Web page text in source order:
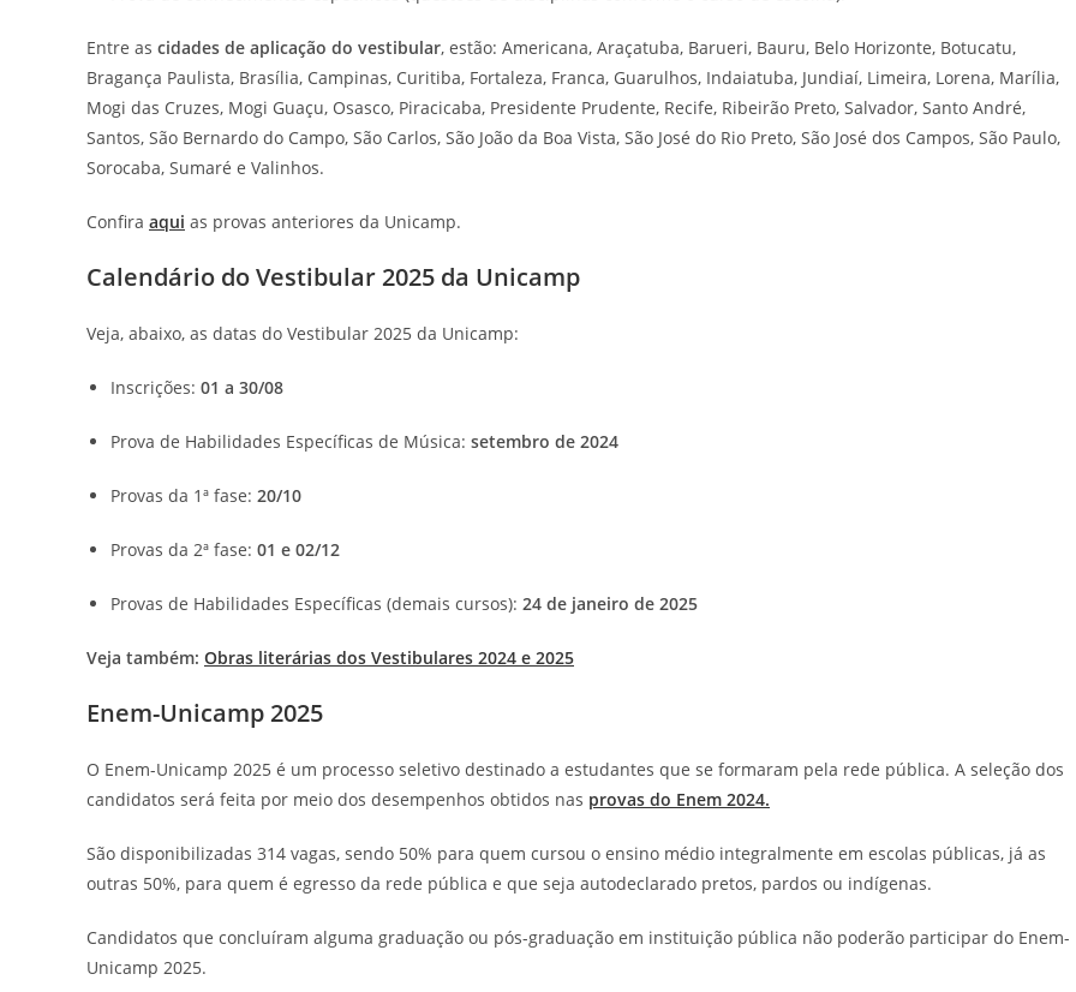
Entre as cidades de aplicação do vestibular, estão: Americana, Araçatuba, Barueri, Bauru, Belo Horizonte, Botucatu,
Bragança Paulista, Brasília, Campinas, Curitiba, Fortaleza, Franca, Guarulhos, Indaiatuba, Jundiaí, Limeira, Lorena, Marília,
Mogi das Cruzes, Mogi Guaçu, Osasco, Piracicaba, Presidente Prudente, Recife, Ribeirão Preto, Salvador, Santo André,
Santos, São Bernardo do Campo, São Carlos, São João da Boa Vista, São José do Rio Preto, São José dos Campos, São Paulo,
Sorocaba, Sumaré e Valinhos.
Confira aqui as provas anteriores da Unicamp.
Calendário do Vestibular 2025 da Unicamp
Veja, abaixo, as datas do Vestibular 2025 da Unicamp:
Inscrições: 01 a 30/08
Prova de Habilidades Específicas de Música: setembro de 2024
Provas da 1ª fase: 20/10
Provas da 2ª fase: 01 e 02/12
Provas de Habilidades Específicas (demais cursos): 24 de janeiro de 2025
Veja também: Obras literárias dos Vestibulares 2024 e 2025
Enem-Unicamp 2025
O Enem-Unicamp 2025 é um processo seletivo destinado a estudantes que se formaram pela rede pública. A seleção dos
candidatos será feita por meio dos desempenhos obtidos nas provas do Enem 2024.
São disponibilizadas 314 vagas, sendo 50% para quem cursou o ensino médio integralmente em escolas públicas, já as
outras 50%, para quem é egresso da rede pública e que seja autodeclarado pretos, pardos ou indígenas.
Candidatos que concluíram alguma graduação ou pós-graduação em instituição pública não poderão participar do Enem-
Unicamp 2025.